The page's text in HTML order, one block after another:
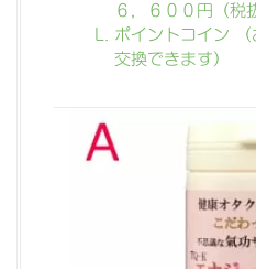
６，６００円（税
ポイントコイン
交換できます）